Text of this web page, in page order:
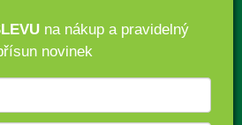
na nákup a pravidelný
novinek